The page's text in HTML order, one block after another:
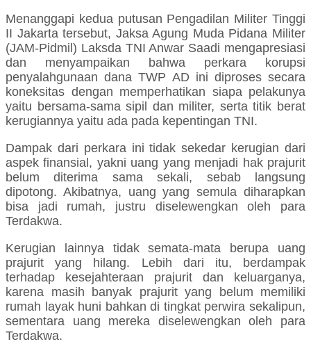
Menanggapi kedua putusan Pengadilan Militer Tinggi
II Jakarta tersebut, Jaksa Agung Muda Pidana Militer
(JAM-Pidmil) Laksda TNI Anwar Saadi mengapresiasi
dan menyampaikan bahwa perkara korupsi
penyalahgunaan dana TWP AD ini diproses secara
koneksitas dengan memperhatikan siapa pelakunya
yaitu bersama-sama sipil dan militer, serta titik berat
kerugiannya yaitu ada pada kepentingan TNI.
Dampak dari perkara ini tidak sekedar kerugian dari
aspek finansial, yakni uang yang menjadi hak prajurit
belum diterima sama sekali, sebab langsung
dipotong. Akibatnya, uang yang semula diharapkan
bisa jadi rumah, justru diselewengkan oleh para
Terdakwa.
Kerugian lainnya tidak semata-mata berupa uang
prajurit yang hilang. Lebih dari itu, berdampak
terhadap kesejahteraan prajurit dan keluarganya,
karena masih banyak prajurit yang belum memiliki
rumah layak huni bahkan di tingkat perwira sekalipun,
sementara uang mereka diselewengkan oleh para
Terdakwa.